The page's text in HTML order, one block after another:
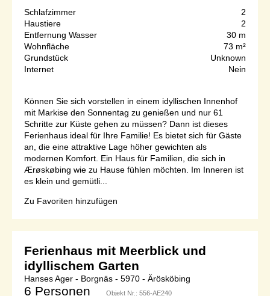
Schlafzimmer
2
Haustiere
2
Entfernung Wasser
30 m
Wohnfläche
73 m²
Grundstück
Unknown
Internet
Nein
Können Sie sich vorstellen in einem idyllischen Innenhof
mit Markise den Sonnentag zu genießen und nur 61
Schritte zur Küste gehen zu müssen? Dann ist dieses
Ferienhaus ideal für Ihre Familie! Es bietet sich für Gäste
an, die eine attraktive Lage höher gewichten als
modernen Komfort. Ein Haus für Familien, die sich in
Ærøskøbing wie zu Hause fühlen möchten. Im Inneren ist
es klein und gemütli...
Zu Favoriten hinzufügen
Ferienhaus mit Meerblick und
idyllischem Garten
Hanses Ager - Borgnäs - 5970 - Ärösköbing
6 Personen Objekt Nr.: 556-AE240